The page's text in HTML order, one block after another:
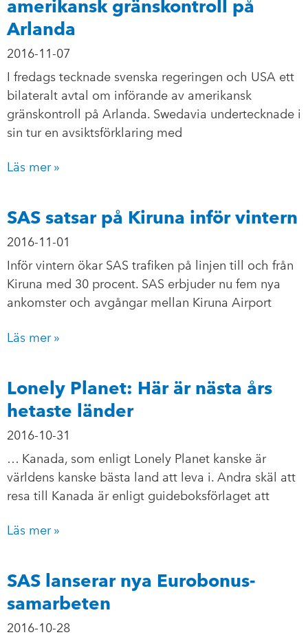
amerikansk gränskontroll på
Arlanda
2016-11-07
I fredags tecknade svenska regeringen och USA ett
bilateralt avtal om införande av amerikansk
gränskontroll på Arlanda. Swedavia undertecknade i
sin tur en avsiktsförklaring med
Läs mer »
SAS satsar på Kiruna inför vintern
2016-11-01
Inför vintern ökar SAS trafiken på linjen till och från
Kiruna med 30 procent. SAS erbjuder nu fem nya
ankomster och avgångar mellan Kiruna Airport
Läs mer »
Lonely Planet: Här är nästa års
hetaste länder
2016-10-31
… Kanada, som enligt Lonely Planet kanske är
världens kanske bästa land att leva i. Andra skäl att
resa till Kanada är enligt guideboksförlaget att
Läs mer »
SAS lanserar nya Eurobonus-
samarbeten
2016-10-28